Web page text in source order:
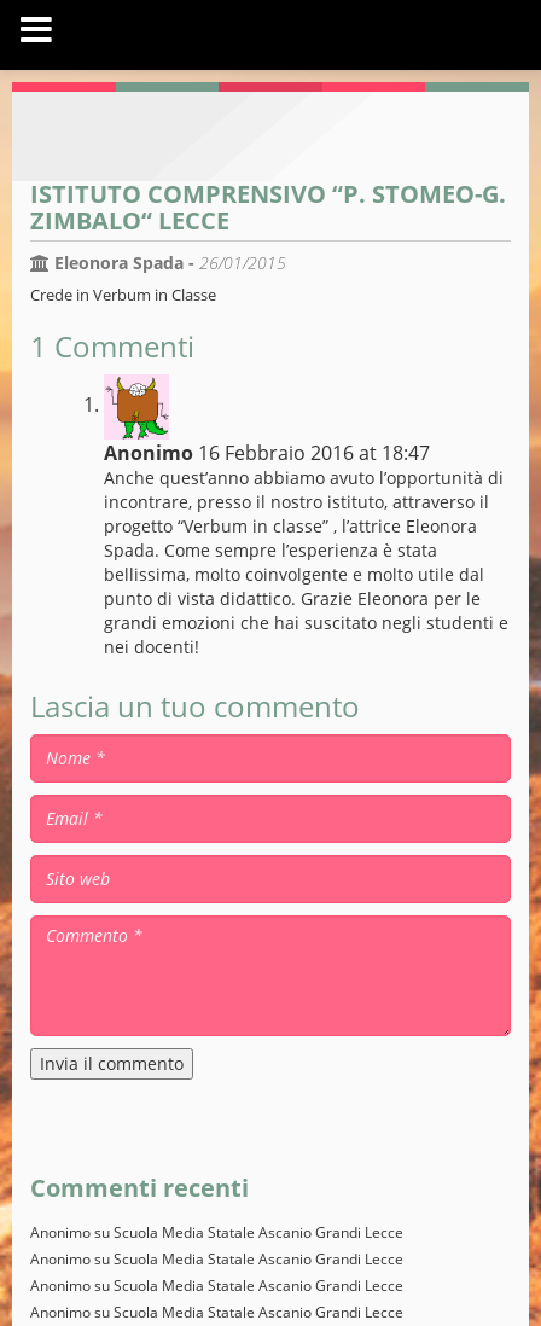
ISTITUTO COMPRENSIVO “P. STOMEO-G.
ZIMBALO“ LECCE
Eleonora Spada - 26/01/2015
Crede in Verbum in Classe
1 Commenti
Anonimo 16 Febbraio 2016 at 18:47
Anche quest’anno abbiamo avuto l’opportunità di
incontrare, presso il nostro istituto, attraverso il
progetto “Verbum in classe” , l’attrice Eleonora
Spada. Come sempre l’esperienza è stata
bellissima, molto coinvolgente e molto utile dal
punto di vista didattico. Grazie Eleonora per le
grandi emozioni che hai suscitato negli studenti e
nei docenti!
Lascia un tuo commento
Commenti recenti
AnonimosuScuola Media Statale Ascanio Grandi Lecce
AnonimosuScuola Media Statale Ascanio Grandi Lecce
AnonimosuScuola Media Statale Ascanio Grandi Lecce
AnonimosuScuola Media Statale Ascanio Grandi Lecce